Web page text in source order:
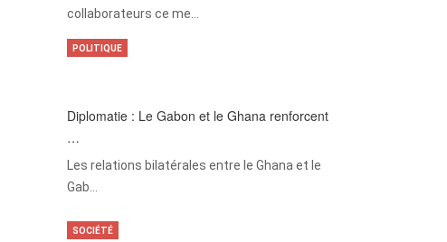
collaborateurs ce me…
Diplomatie : Le Gabon et le Ghana renforcent
…
Les relations bilatérales entre le Ghana et le
Gab…
POLITIQUE
SOCIÉTÉ